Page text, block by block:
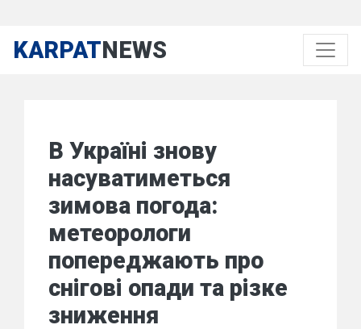
KARPATNEWS
В Україні знову
насуватиметься
зимова погода:
метеорологи
попереджають про
снігові опади та різке
зниження